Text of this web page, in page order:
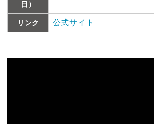
日）
リンク 公式サイト